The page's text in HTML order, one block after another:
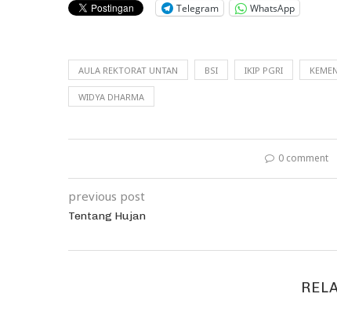
Telegram WhatsApp
AULA REKTORAT UNTAN BSI IKIP PGRI
WIDYA DHARMA
0 comment
previous post
Tentang Hujan